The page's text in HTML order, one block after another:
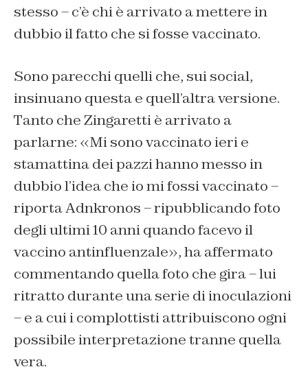
stesso – c’è chi è arrivato a mettere in
dubbio il fatto che si fosse vaccinato.
Sono parecchi quelli che, sui social,
insinuano questa e quell’altra versione.
Tanto che Zingaretti è arrivato a
parlarne: «Mi sono vaccinato ieri e
stamattina dei pazzi hanno messo in
dubbio l’idea che io mi fossi vaccinato –
riporta Adnkronos – ripubblicando foto
degli ultimi 10 anni quando facevo il
vaccino antinfluenzale», ha affermato
commentando quella foto che gira – lui
ritratto durante una serie di inoculazioni
– e a cui i complottisti attribuiscono ogni
possibile interpretazione tranne quella
vera.